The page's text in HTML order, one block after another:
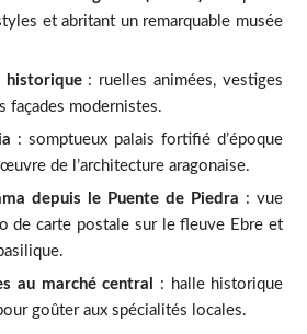
et abritant un remarquable musée
historique: ruelles animées, vestiges
façades modernistes.
: somptueux palais fortifié d’époque
de l’architecture aragonaise.
depuis le Puente de Piedra : vue
de carte postale sur le fleuve Ebre et
au marché central
: halle historique
goûter aux spécialités locales.